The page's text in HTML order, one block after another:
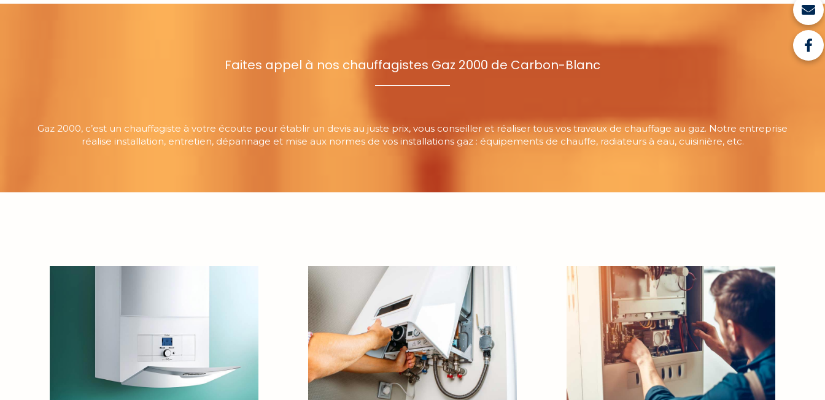
Faites appel à nos chauffagistes Gaz 2000 de Carbon-Blanc
Gaz 2000, c’est un chauffagiste à votre écoute pour établir un devis au juste prix, vous conseiller et réaliser tous vos travaux de chauffage au gaz. Notre entreprise
réalise installation, entretien, dépannage et mise aux normes de vos installations gaz : équipements de chauffe, radiateurs à eau, cuisinière, etc.